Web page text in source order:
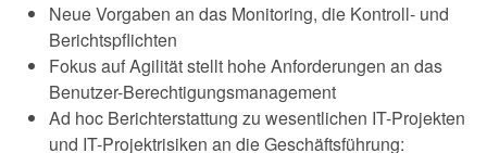
Neue Vorgaben an das Monitoring, die Kontroll- und
Berichtspflichten
Fokus auf Agilität stellt hohe Anforderungen an das
Benutzer-Berechtigungsmanagement
Ad hoc Berichterstattung zu wesentlichen IT-Projekten
und IT-Projektrisiken an die Geschäftsführung: